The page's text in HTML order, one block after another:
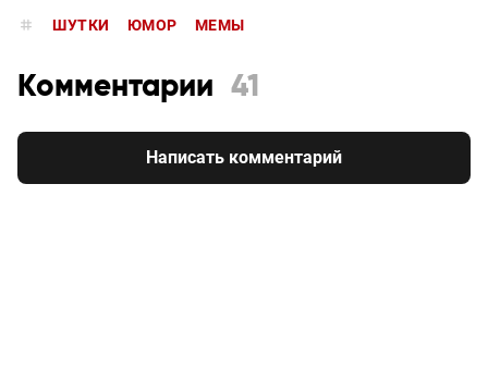
ШУТКИ ЮМОР МЕМЫ
Комментарии 41
Написать комментарий